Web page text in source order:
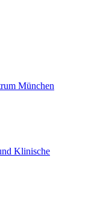
München
Klinische